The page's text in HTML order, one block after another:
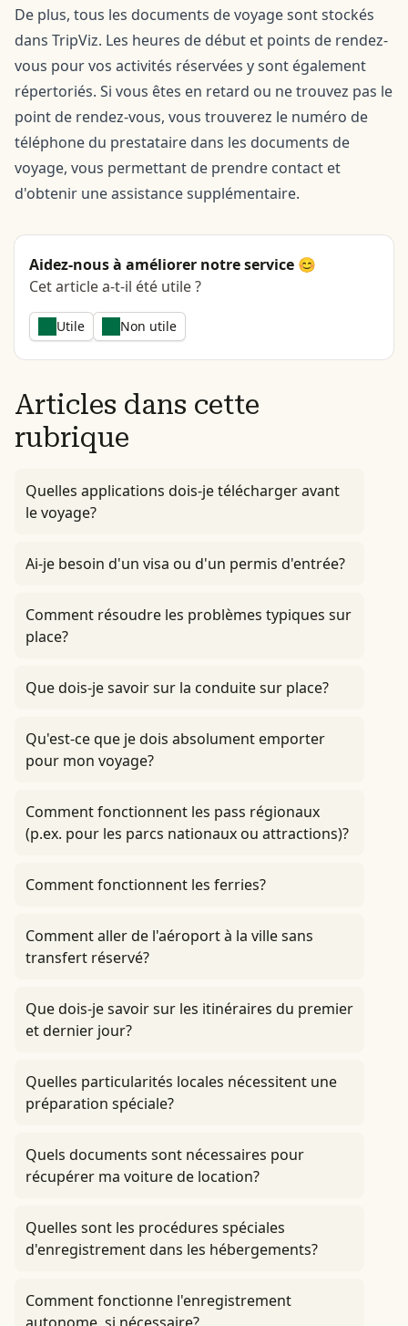
De plus, tous les documents de voyage sont stockés
dans TripViz. Les heures de début et points de rendez-
vous pour vos activités réservées y sont également
répertoriés. Si vous êtes en retard ou ne trouvez pas le
point de rendez-vous, vous trouverez le numéro de
téléphone du prestataire dans les documents de
voyage, vous permettant de prendre contact et
d'obtenir une assistance supplémentaire.
Aidez-nous à améliorer notre service 😊
Cet article a-t-il été utile ?
Utile Non utile
Articles dans cette
rubrique
Quelles applications dois-je télécharger avant
le voyage?
Ai-je besoin d'un visa ou d'un permis d'entrée?
Comment résoudre les problèmes typiques sur
place?
Que dois-je savoir sur la conduite sur place?
Qu'est-ce que je dois absolument emporter
pour mon voyage?
Comment fonctionnent les pass régionaux
(p.ex. pour les parcs nationaux ou attractions)?
Comment fonctionnent les ferries?
Comment aller de l'aéroport à la ville sans
transfert réservé?
Que dois-je savoir sur les itinéraires du premier
et dernier jour?
Quelles particularités locales nécessitent une
préparation spéciale?
Quels documents sont nécessaires pour
récupérer ma voiture de location?
Quelles sont les procédures spéciales
d'enregistrement dans les hébergements?
Comment fonctionne l'enregistrement